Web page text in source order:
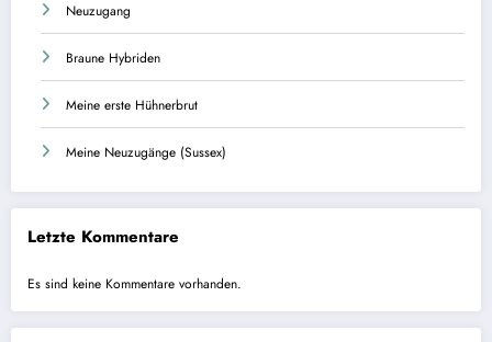
Neuzugang
Braune Hybriden
Meine erste Hühnerbrut
Meine Neuzugänge (Sussex)
Letzte Kommentare
Es sind keine Kommentare vorhanden.